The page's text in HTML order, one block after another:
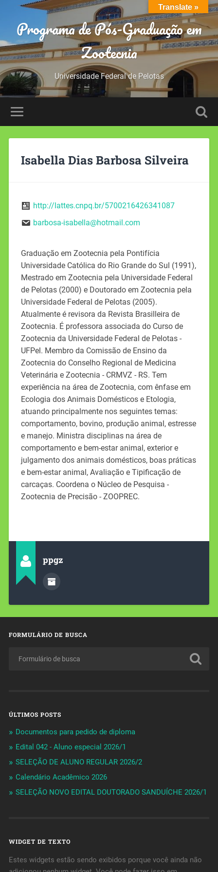
Programa de Pós-Graduação em
Zootecnia
Universidade Federal de Pelotas
Isabella Dias Barbosa Silveira
http://lattes.cnpq.br/5700216426341087
barbosa-isabella@hotmail.com
Graduação em Zootecnia pela Pontifícia
Universidade Católica do Rio Grande do Sul (1991),
Mestrado em Zootecnia pela Universidade Federal
de Pelotas (2000) e Doutorado em Zootecnia pela
Universidade Federal de Pelotas (2005).
Atualmente é revisora da Revista Brasilleira de
Zootecnia. É professora associada do Curso de
Zootecnia da Universidade Federal de Pelotas -
UFPel. Membro da Comissão de Ensino da
Zootecnia do Conselho Regional de Medicina
Veterinária e Zootecnia - CRMVZ - RS. Tem
experiência na área de Zootecnia, com ênfase em
Ecologia dos Animais Domésticos e Etologia,
atuando principalmente nos seguintes temas:
comportamento, bovino, produção animal, estresse
e manejo. Ministra disciplinas na área de
comportamento e bem-estar animal, exterior e
julgamento dos animais domésticos, boas práticas
e bem-estar animal, Avaliação e Tipificação de
carcaças. Coordena o Núcleo de Pesquisa -
Zootecnia de Precisão - ZOOPREC.
ppgz
FORMULÁRIO DE BUSCA
ÚLTIMOS POSTS
Documentos para pedido de diploma
Edital 042 - Aluno especial 2026/1
SELEÇÃO DE ALUNO REGULAR 2026/2
Calendário Acadêmico 2026
SELEÇÃO NOVO EDITAL DOUTORADO SANDUÍCHE 2026/1
WIDGET DE TEXTO
Estes widgets estão sendo exibidos porque você ainda não
Translate »